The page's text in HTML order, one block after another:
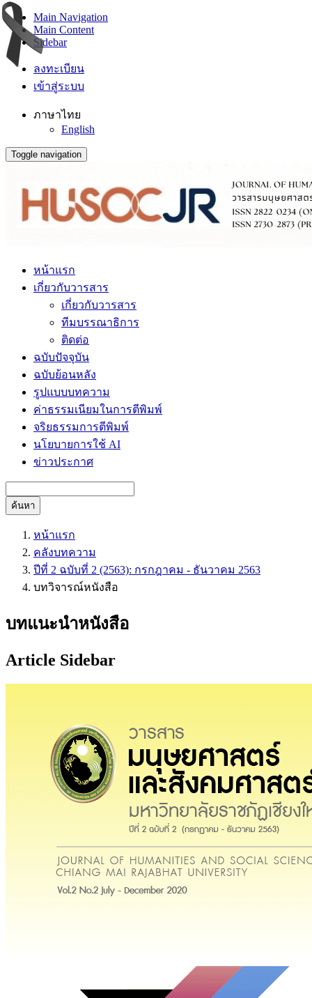
Main Navigation
Main Content
Sidebar
ลงทะเบียน
เข้าสู่ระบบ
ภาษาไทย
English
Toggle navigation
หน้าแรก
เกี่ยวกับวารสาร
เกี่ยวกับวารสาร
ทีมบรรณาธิการ
ติดต่อ
ฉบับปัจจุบัน
ฉบับย้อนหลัง
รูปแบบบทความ
ค่าธรรมเนียมในการตีพิมพ์
จริยธรรมการตีพิมพ์
นโยบายการใช้ AI
ข่าวประกาศ
ค้นหา
หน้าแรก
คลังบทความ
ปีที่ 2 ฉบับที่ 2 (2563): กรกฎาคม - ธันวาคม 2563
บทวิจารณ์หนังสือ
บทแนะนำหนังสือ
Article Sidebar